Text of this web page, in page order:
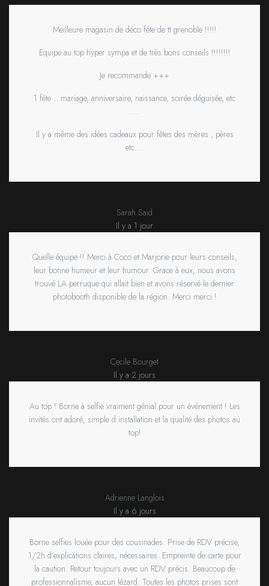
Meilleure magasin de déco fête de tt grenoble !!!!!
Equipe au top hyper sympa et de très bons conseils !!!!!!!!
Je recommande +++
1 fête ...mariage, anniversaire, naissance, soirée déguisée, etc
.....
Il y a même des idées cadeaux pour fêtes des mères , pères
etc....
Sarah Said
Il y a 1 jour
Quelle équipe !! Merci à Coco et Marjorie pour leurs conseils,
leur bonne humeur et leur humour. Grace à eux, nous avons
trouvé LA perruque qui allait bien et avons réservé le dernier
photobooth disponible de la région. Merci merci !
Cecile Bourget
Il y a 2 jours
Au top ! Borne à selfie vraiment génial pour un événement ! Les
invités ont adoré, simple d installation et la qualité des photos au
top!
Adrienne Langlois
Il y a 6 jours
Borne selfies louée pour des cousinades. Prise de RDV précise,
1/2h d'explications claires, nécessaires. Empreinte de carte pour
la caution. Retour toujours avec un RDV précis. Beaucoup de
professionnalisme, aucun lézard. Toutes les photos prises sont